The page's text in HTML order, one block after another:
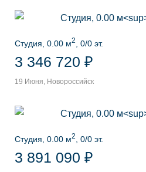
Студия, 0.00 м2 , 0/0 эт.
3 346 720 ₽
19 Июня, Новороссийск
Студия, 0.00 м2 , 0/0 эт.
3 891 090 ₽